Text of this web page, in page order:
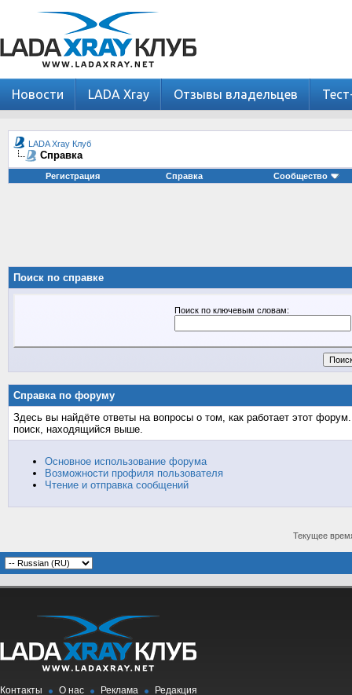
Новости LADA Xray Отзывы владельцев
LADA Xray Клуб
Справка
Регистрация Справка Сообщество
Поиск по справке
Поиск по ключевым словам:
Справка по форуму
Здесь вы найдёте ответы на вопросы о том, как работает этот
поиск, находящийся выше.
Основное использование форума
Возможности профиля пользователя
Чтение и отправка сообщений
Текущее
Контакты О нас Реклама Редакция